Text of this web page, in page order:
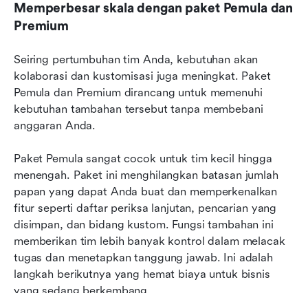
Memperbesar skala dengan paket Pemula dan
Premium
Seiring pertumbuhan tim Anda, kebutuhan akan
kolaborasi dan kustomisasi juga meningkat. Paket
Pemula dan Premium dirancang untuk memenuhi
kebutuhan tambahan tersebut tanpa membebani
anggaran Anda.
Paket Pemula sangat cocok untuk tim kecil hingga
menengah. Paket ini menghilangkan batasan jumlah
papan yang dapat Anda buat dan memperkenalkan
fitur seperti daftar periksa lanjutan, pencarian yang
disimpan, dan bidang kustom. Fungsi tambahan ini
memberikan tim lebih banyak kontrol dalam melacak
tugas dan menetapkan tanggung jawab. Ini adalah
langkah berikutnya yang hemat biaya untuk bisnis